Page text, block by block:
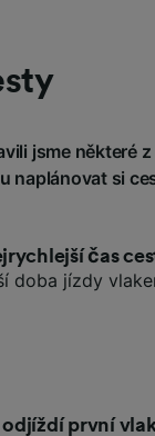
jsme některé
naplánovat si
čas
doba jízdy
odjíždí první